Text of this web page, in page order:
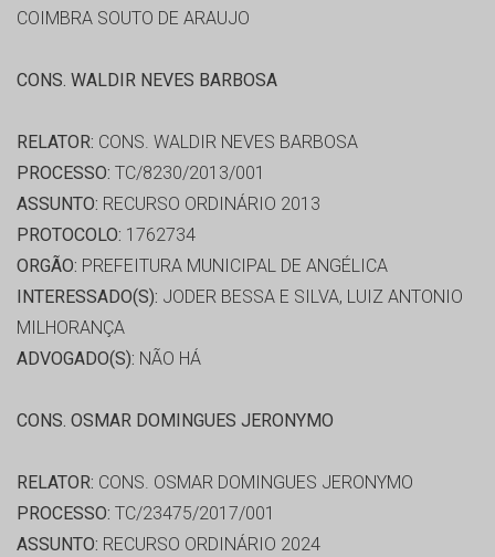
COIMBRA SOUTO DE ARAUJO
CONS. WALDIR NEVES BARBOSA
RELATOR: CONS. WALDIR NEVES BARBOSA
PROCESSO: TC/8230/2013/001
ASSUNTO: RECURSO ORDINÁRIO 2013
PROTOCOLO: 1762734
ORGÃO: PREFEITURA MUNICIPAL DE ANGÉLICA
INTERESSADO(S): JODER BESSA E SILVA, LUIZ ANTONIO
MILHORANÇA
ADVOGADO(S): NÃO HÁ
CONS. OSMAR DOMINGUES JERONYMO
RELATOR: CONS. OSMAR DOMINGUES JERONYMO
PROCESSO: TC/23475/2017/001
ASSUNTO: RECURSO ORDINÁRIO 2024